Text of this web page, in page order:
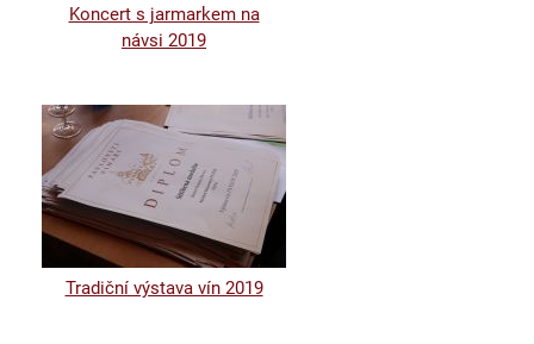
Koncert s jarmarkem na
návsi 2019
Tradiční výstava vín 2019